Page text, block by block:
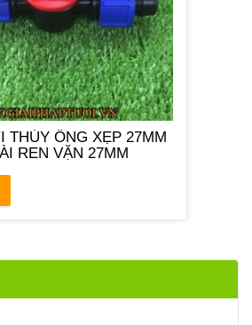
THỦY ỐNG XẸP 27MM
REN VẶN 27MM